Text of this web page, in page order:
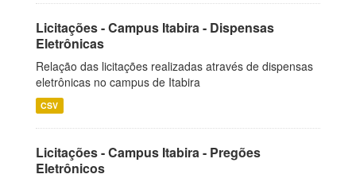
Licitações - Campus Itabira - Dispensas
Eletrônicas
Relação das licitações realizadas através de dispensas
eletrônicas no campus de Itabira
CSV
Licitações - Campus Itabira - Pregões
Eletrônicos